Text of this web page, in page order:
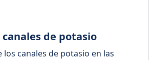
de potasio
los canales de potasio en las